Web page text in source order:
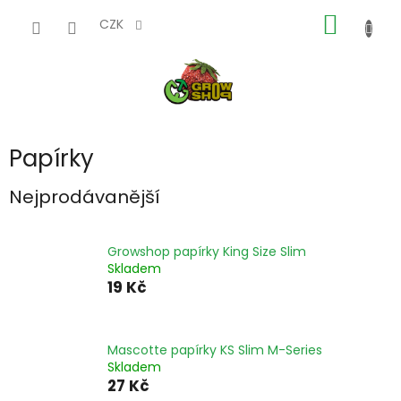
CZK
KOŠÍK
Papírky
Nejprodávanější
Growshop papírky King Size Slim
Skladem
19 Kč
Mascotte papírky KS Slim M-Series
Skladem
27 Kč